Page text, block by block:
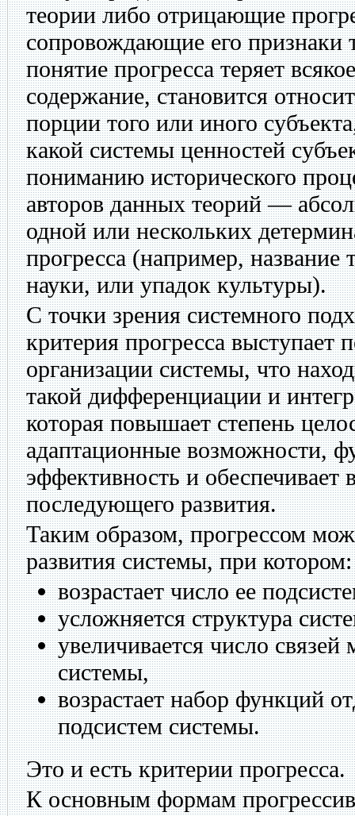
теории либо отрицающие
сопровождающие его признаки
понятие прогресса теряет
содержание, становится
порции того или иного
какой системы ценностей
пониманию исторического
авторов данных теорий —
одной или нескольких
прогресса (например, название
науки, или упадок культуры).
С точки зрения системного
критерия прогресса выступает
организации системы, что
такой дифференциации и
которая повышает степень
адаптационные возможности,
эффективность и обеспечивает
последующего развития.
Таким образом, прогрессом
развития системы, при котором:
возрастает число ее
усложняется структура
увеличивается число
системы,
возрастает набор функций
подсистем системы.
Это и есть критерии прогресса.
К основным формам